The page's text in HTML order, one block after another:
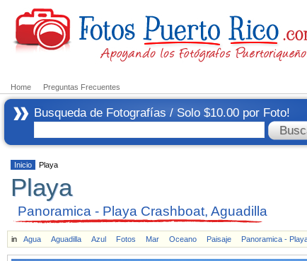
Home Preguntas Frecuentes
Busqueda de Fotografías / Solo $10.00 por Foto!
Inicio Playa
Playa
Panoramica - Playa Crashboat, Aguadilla
in Agua Aguadilla Azul Fotos Mar Oceano Paisaje Panoramica -